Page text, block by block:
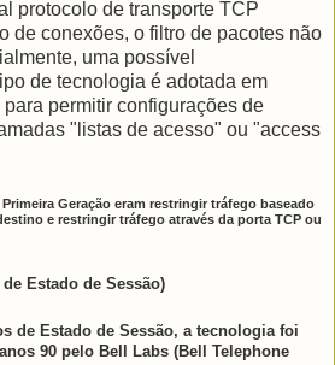
protocolo de transporte TCP
de conexões, o filtro de pacotes não
uma possível
de tecnologia é adotada em
permitir configurações de
"listas de acesso" ou "access
Geração eram restringir tráfego baseado
e restringir tráfego através da porta TCP ou
Estado de Sessão)
de Estado de Sessão, a tecnologia foi
90 pelo Bell Labs (Bell Telephone